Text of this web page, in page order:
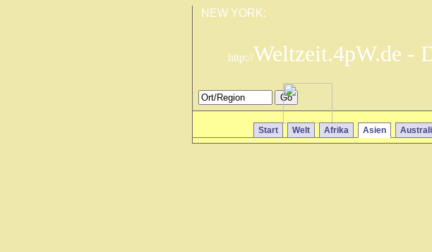
NEW YORK:
http://Weltzeit.4pW.de -
Start Welt Afrika Asien